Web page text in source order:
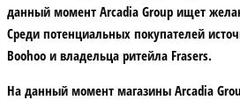
данный момент Arcadia Group ищет
Среди потенциальных покупателей
Boohoo и владельца ритейла Frasers.
На данный момент магазины Arcadia